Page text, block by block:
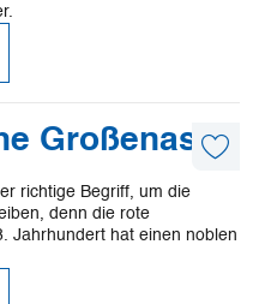
Großenaspe
richtige Begriff, um die
denn die rote
Jahrhundert hat einen noblen